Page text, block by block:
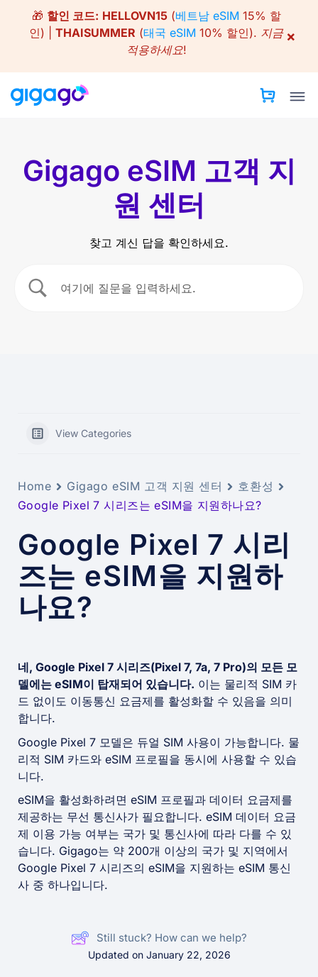
content
🎁 할인 코드: HELLOVN15(베트남 eSIM 15% 할
인) | THAISUMMER (태국 eSIM 10% 할인). 지금
적용하세요!
×
Gigago eSIM 고객 지
원 센터
찾고 계신 답을 확인하세요.
View Categories
Home Gigago eSIM 고객 지원 센터
호환성
Google Pixel 7 시리즈는 eSIM을 지원하나요?
Google Pixel 7 시리
즈는 eSIM을 지원하
나요?
네, Google Pixel 7 시리즈(Pixel 7, 7a, 7 Pro)의 모든 모
델에는 eSIM이 탑재되어 있습니다. 이는 물리적 SIM 카
드 없이도 이동통신 요금제를 활성화할 수 있음을 의미
합니다.
Google Pixel 7 모델은 듀얼 SIM 사용이 가능합니다. 물
리적 SIM 카드와 eSIM 프로필을 동시에 사용할 수 있습
니다.
eSIM을 활성화하려면 eSIM 프로필과 데이터 요금제를
제공하는 무선 통신사가 필요합니다. eSIM 데이터 요금
제 이용 가능 여부는 국가 및 통신사에 따라 다를 수 있
습니다. Gigago는 약 200개 이상의 국가 및 지역에서
Google Pixel 7 시리즈의 eSIM을 지원하는 eSIM 통신
사 중 하나입니다.
Still stuck? How can we help?
Updated on January 22, 2026